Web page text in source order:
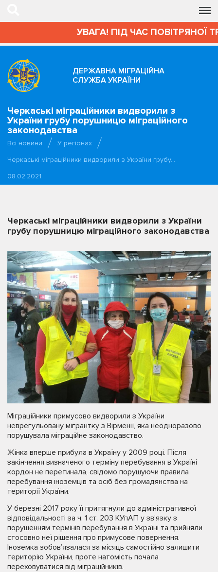
УВАГА! ПІД ЧАС ПОВІТРЯНОЇ
ДЕРЖАВНА МІГРАЦІЙНА
СЛУЖБА УКРАЇНИ
Черкаські міграційники видворили з
України грубу порушницю міграційного
законодавства
Всі новини
У регіонах
Черкаські міграційники видворили з України грубу…
08.02.2021
Черкаські міграційники видворили з України
грубу порушницю міграційного законодавства
Міграційники примусово видворили з України
неврегульовану мігрантку з Вірменії, яка неодноразово
порушувала міграційне законодавство.
Жінка вперше прибула в Україну у 2009 році. Після
закінчення визначеного терміну перебування в Україні
кордон не перетинала, свідомо порушуючи правила
перебування іноземців та осіб без громадянства на
території України.
У березні 2017 року її притягнули до адміністративної
відповідальності за ч. 1 ст. 203 КУпАП у зв’язку з
порушенням термінів перебування в Україні та прийняли
стосовно неї рішення про примусове повернення.
Іноземка зобов’язалася за місяць самостійно залишити
територію України, проте натомість почала
переховуватися від міграційників.